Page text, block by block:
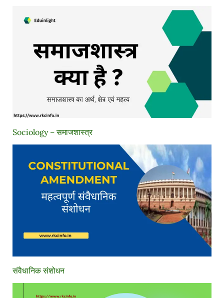
Sociology – समाजशास्त्र
संवैधानिक संशोधन